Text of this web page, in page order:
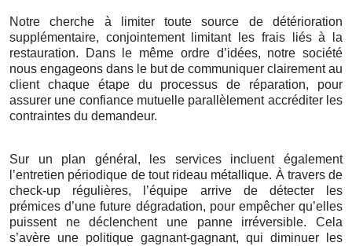
Notre cherche à limiter toute source de détérioration
supplémentaire, conjointement limitant les frais liés à la
restauration. Dans le même ordre d’idées, notre société
nous engageons dans le but de communiquer clairement au
client chaque étape du processus de réparation, pour
assurer une confiance mutuelle parallèlement accréditer les
contraintes du demandeur.
Sur un plan général, les services incluent également
l’entretien périodique de tout rideau métallique. À travers de
check-up régulières, l’équipe arrive de détecter les
prémices d’une future dégradation, pour empêcher qu’elles
puissent ne déclenchent une panne irréversible. Cela
s’avère une politique gagnant-gagnant, qui diminuer les